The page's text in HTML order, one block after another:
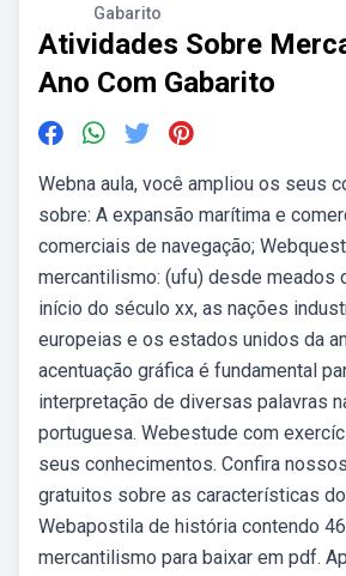
Gabarito
Atividades Sobre
Ano Com Gabarito
Webna aula, você ampliou os seus
sobre: A expansão marítima e
comerciais de navegação;
mercantilismo: (ufu) desde meados
início do século xx, as nações
europeias e os estados unidos da
acentuação gráfica é fundamental
interpretação de diversas palavras
portuguesa. Webestude com
seus conhecimentos. Confira
gratuitos sobre as características
Webapostila de história contendo
mercantilismo para baixar em pdf.